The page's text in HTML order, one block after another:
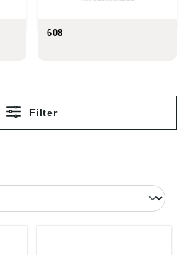
608
Filter